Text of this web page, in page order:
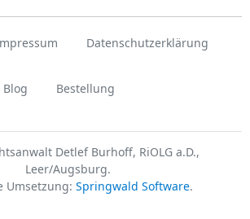
Datenschutzerklärung
Blog Bestellung
Detlef Burhoff, RiOLG a.D.,
Leer/Augsburg.
Umsetzung: Springwald Software.